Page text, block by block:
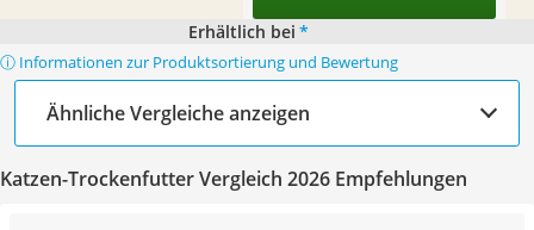
Erhältlich bei *
ⓘ Informationen zur Produktsortierung und Bewertung
Ähnliche Vergleiche anzeigen
Katzen-Trockenfutter Vergleich 2026 Empfehlungen